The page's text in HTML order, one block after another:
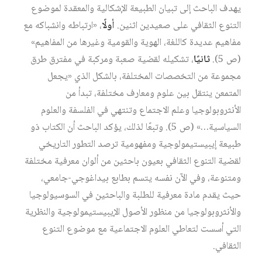
يهدف الباحث إلى تبيان الطبيعة الإشكالية والمعقدة لموضوع
التنوع الثقافي على صعيدين اثنين. أولًا، «ارتباطه وانشباكه مع
مفاهيم عديدة كاللغة، الهوية والقومية وغيرها من المفاهيم»
(ص 5).
ثانيًا، تشكيله لقضية صعبة ومركبة في مفترق طرق
مجموعة من التخصصات المختلفة، بالشكل الذي «يجعل
المتمعن ينتقل بين علوم ومعارف مختلفة، تبدأ من
الأنثروبولوجيا وعلم الاجتماع وتنتهي في الفلسفة والعلوم
السياسية…» (ص 5). وتبعًا لذلك، يؤكد الباحث أن الكتاب ذو
طبيعة إيبيستيمولوجية ومفهومية ترصد التطور التاريخي
لقضية التنوع الثقافي بعيون باحثين من ألوان معرفية مختلفة
ومتنوعة، وفي الآن نفسه يتسم بطابع بيداغوجي-جامعي،
حيث يقدم مادة معرفية للطلبة والباحثين في السوسيولوجيا
والأنثروبولوجيا من منظور الأصول الإيبيستيمولوجية والنظرية
التي أسست لتعاطي العلوم الاجتماعية مع موضوع التنوع
الثقافي.